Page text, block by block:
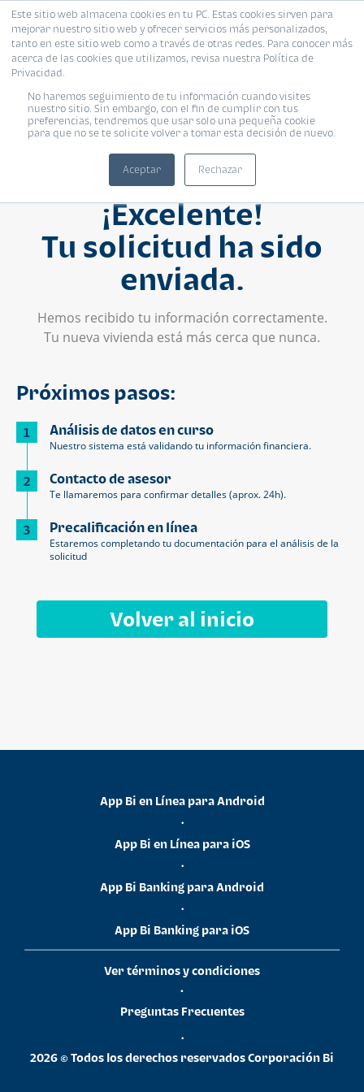
Este sitio web almacena cookies en tu PC. Estas cookies sirven para
mejorar nuestro sitio web y ofrecer servicios más personalizados,
tanto en este sitio web como a través de otras redes. Para conocer más
acerca de las cookies que utilizamos, revisa nuestra Política de
Privacidad.
No haremos seguimiento de tu información cuando visites
nuestro sitio. Sin embargo, con el fin de cumplir con tus
preferencias, tendremos que usar solo una pequeña cookie
para que no se te solicite volver a tomar esta decisión de nuevo.
Aceptar Rechazar
¡Excelente!
Tu solicitud ha sido
enviada.
Hemos recibido tu información correctamente.
Tu nueva vivienda está más cerca que nunca.
Próximos pasos:
1 Análisis de datos en curso
Nuestro sistema está validando tu información financiera.
2 Contacto de asesor
Te llamaremos para confirmar detalles (aprox. 24h).
3 Precalificación en línea
Estaremos completando tu documentación para el análisis de la
solicitud
Volver al inicio
App Bi en Línea para Android
•
App Bi en Línea para iOS
•
App Bi Banking para Android
•
App Bi Banking para iOS
Ver términos y condiciones
•
Preguntas Frecuentes
•
2026 © Todos los derechos reservados Corporación Bi